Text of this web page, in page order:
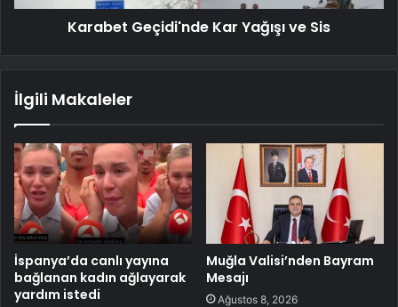
Karabet Geçidi'nde Kar Yağışı ve Sis
İlgili Makaleler
İspanya’da canlı yayına
bağlanan kadın ağlayarak
yardım istedi
Muğla Valisi’nden Bayram
Mesajı
Ağustos 8, 2026